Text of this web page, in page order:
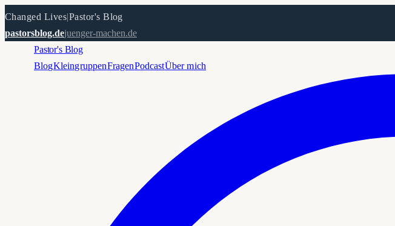
Changed Lives|Pastor's Blog
pastorsblog.dejuenger-machen.de
Pastor's Blog
BlogKleingruppenFragenPodcastÜber mich